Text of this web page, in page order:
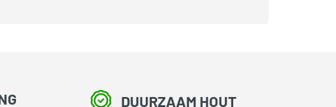
DUURZAAM HOUT